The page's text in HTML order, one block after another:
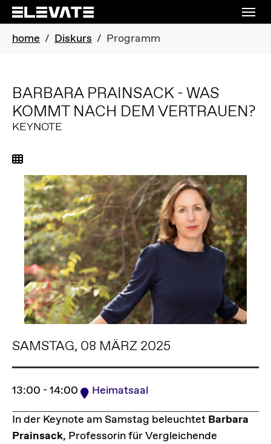
Skip to main content
Skip to page footer
You are here:
home Diskurs Programm
BARBARA PRAINSACK - WAS
KOMMT NACH DEM VERTRAUEN?
KEYNOTE
Zurück zur Übersicht
SAMSTAG, 08 MÄRZ 2025
13:00 - 14:00
Heimatsaal
In der Keynote am Samstag beleuchtet Barbara
Prainsack, Professorin für Vergleichende